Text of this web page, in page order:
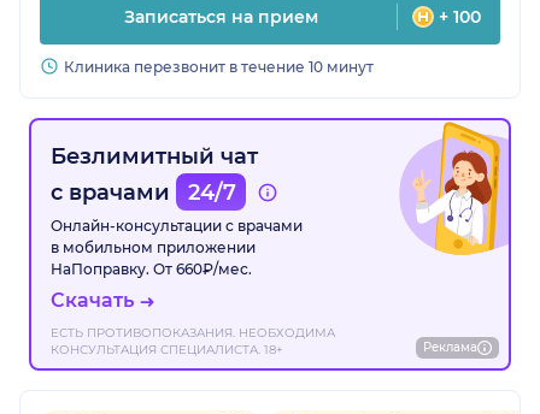
Записаться на прием + 100
Клиника перезвонит в течение 10 минут
Безлимитный чат
с врачами
24/7
Онлайн-консультации с врачами
в мобильном приложении
НаПоправку. От 660₽/мес.
Скачать
ЕСТЬ ПРОТИВОПОКАЗАНИЯ. НЕОБХОДИМА
КОНСУЛЬТАЦИЯ СПЕЦИАЛИСТА. 18+
Реклама